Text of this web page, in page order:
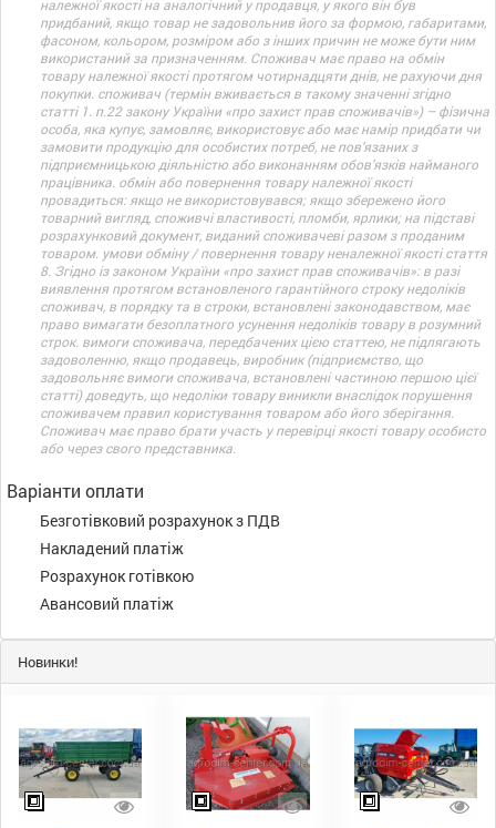
належної якості на аналогічний у продавця, у якого він був
придбаний, якщо товар не задовольнив його за формою, габаритами,
фасоном, кольором, розміром або з інших причин не може бути ним
використаний за призначенням. Споживач має право на обмін
товару належної якості протягом чотирнадцяти днів, не рахуючи дня
покупки. споживач (термін вживається в такому значенні згідно
статті 1. п.22 закону України «про захист прав споживачів») – фізична
особа, яка купує, замовляє, використовує або має намір придбати чи
замовити продукцію для особистих потреб, не пов’язаних з
підприємницькою діяльністю або виконанням обов’язків найманого
працівника. обмін або повернення товару належної якості
провадиться: якщо не використовувався; якщо збережено його
товарний вигляд, споживчі властивості, пломби, ярлики; на підставі
розрахунковий документ, виданий споживачеві разом з проданим
товаром. умови обміну / повернення товару неналежної якості стаття
8. Згідно із законом України «про захист прав споживачів»: в разі
виявлення протягом встановленого гарантійного строку недоліків
споживач, в порядку та в строки, встановлені законодавством, має
право вимагати безоплатного усунення недоліків товару в розумний
строк. вимоги споживача, передбачених цією статтею, не підлягають
задоволенню, якщо продавець, виробник (підприємство, що
задовольняє вимоги споживача, встановлені частиною першою цієї
статті) доведуть, що недоліки товару виникли внаслідок порушення
споживачем правил користування товаром або його зберігання.
Споживач має право брати участь у перевірці якості товару особисто
або через свого представника.
Варіанти оплати
Безготівковий розрахунок з ПДВ
Накладений платіж
Розрахунок готівкою
Авансовий платіж
Новинки!